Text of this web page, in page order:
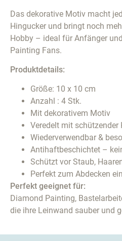
Das dekorative Motiv macht
Hingucker und bringt noch
Hobby – ideal für Anfänger
Painting Fans.
Produktdetails:
Größe: 10 x 10 cm
Anzahl : 4 Stk.
Mit dekorativem Motiv
Veredelt mit schützender
Wiederverwendbar &
Antihaftbeschichtet –
Schützt vor Staub,
Perfekt zum Abdecken
Perfekt geeignet für:
Diamond Painting,
die ihre Leinwand sauber und